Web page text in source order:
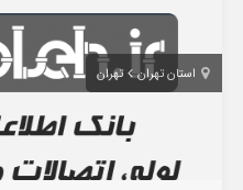
استان تهران تهران